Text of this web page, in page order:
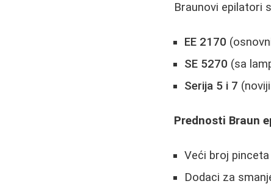
Braunovi epilatori
EE 2170
SE 5270 (sa
Serija 5 i 7
Prednosti Braun
Veći broj
Dodaci za